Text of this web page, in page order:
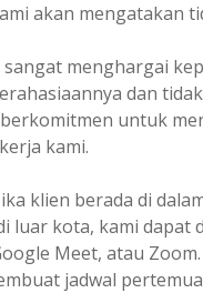
akan mengatakan
menghargai
dan
untuk
kami.
klien berada di
luar kota, kami dapat
Meet, atau
jadwal